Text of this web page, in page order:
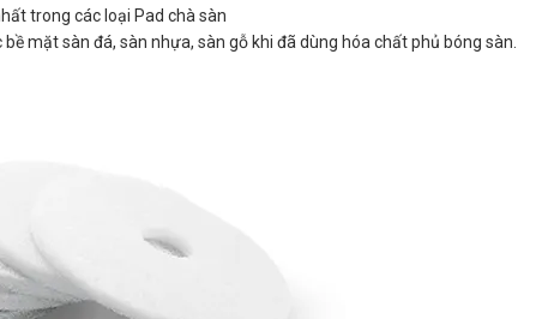
trong các loại Pad chà sàn
mặt sàn đá, sàn nhựa, sàn gỗ khi đã dùng hóa chất phủ bóng sàn.